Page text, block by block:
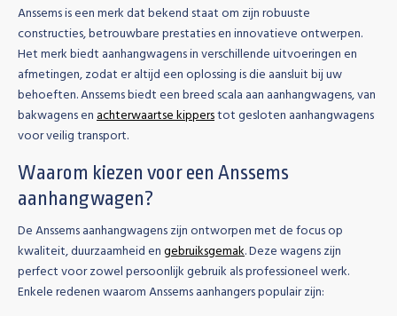
Anssems is een merk dat bekend staat om zijn robuuste
constructies, betrouwbare prestaties en innovatieve ontwerpen.
Het merk biedt aanhangwagens in verschillende uitvoeringen en
afmetingen, zodat er altijd een oplossing is die aansluit bij uw
behoeften. Anssems biedt een breed scala aan aanhangwagens, van
bakwagens enachterwaartse kipperstot gesloten aanhangwagens
voor veilig transport.
Waarom kiezen voor een Anssems
aanhangwagen?
De Anssems aanhangwagens zijn ontworpen met de focus op
kwaliteit, duurzaamheid engebruiksgemak. Deze wagens zijn
perfect voor zowel persoonlijk gebruik als professioneel werk.
Enkele redenen waarom Anssems aanhangers populair zijn: